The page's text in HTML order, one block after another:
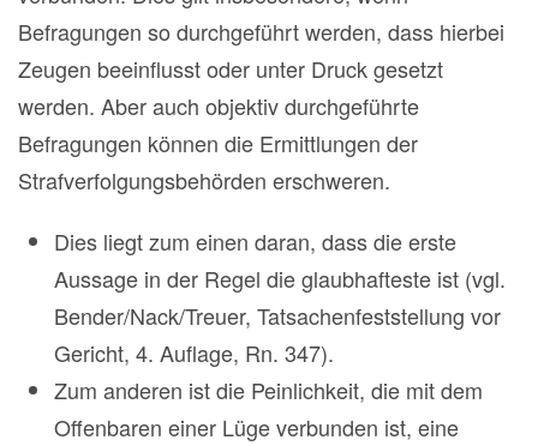
Befragungen so durchgeführt werden, dass hierbei
Zeugen beeinflusst oder unter Druck gesetzt
werden. Aber auch objektiv durchgeführte
Befragungen können die Ermittlungen der
Strafverfolgungsbehörden erschweren.
Dies liegt zum einen daran, dass die erste
Aussage in der Regel die glaubhafteste ist (vgl.
Bender/Nack/Treuer, Tatsachenfeststellung vor
Gericht, 4. Auflage, Rn. 347).
Zum anderen ist die Peinlichkeit, die mit dem
Offenbaren einer Lüge verbunden ist, eine